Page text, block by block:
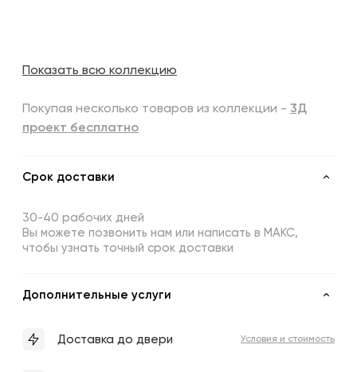
Показать всю коллекцию
Покупая несколько товаров из коллекции - 3Д
проект бесплатно
Срок доставки
30-40 рабочих дней
Вы можете позвонить нам или написать в МАКС,
чтобы узнать точный срок доставки
Дополнительные услуги
Доставка до двери Условия и стоимость